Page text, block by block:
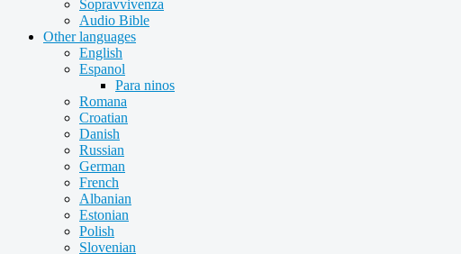
Sopravvivenza
Audio Bible
Other languages
English
Espanol
Para ninos
Romana
Croatian
Danish
Russian
German
French
Albanian
Estonian
Polish
Slovenian